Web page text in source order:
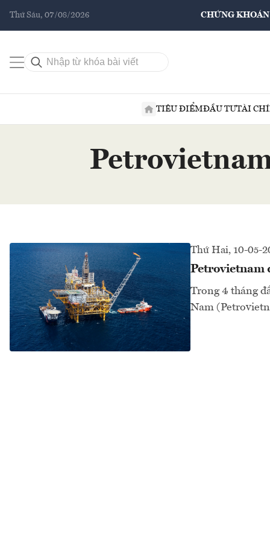
Thứ Sáu, 07/08/2026 CHỨNG KHOÁN
TIÊU ĐIỂMĐẦU TƯTÀI
Thứ Hai, 10-05-
Petrovietnam
Trong 4 tháng
Nam